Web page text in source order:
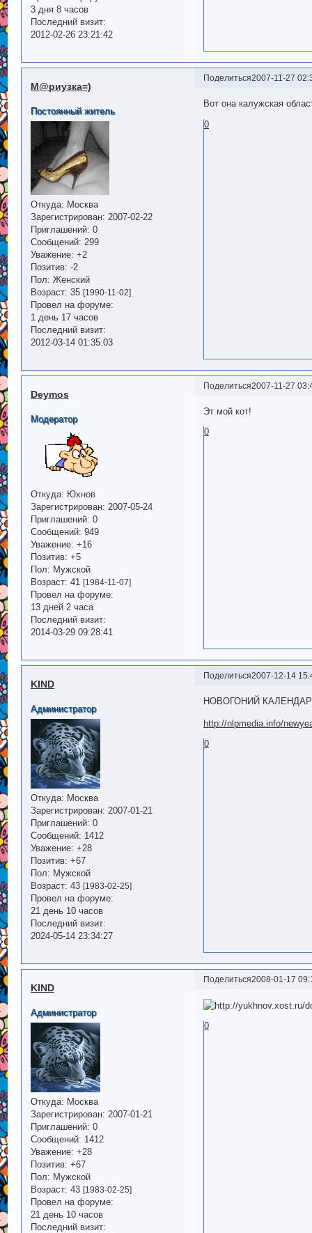
3 дня 8 часов
Последний визит:
2012-02-26 23:21:42
Поделиться2007-11-27
М@риузка=)
Постоянный житель
Откуда: Москва
Зарегистрирован: 2007-02-22
Приглашений: 0
Сообщений: 299
Уважение: +2
Позитив: -2
Пол: Женский
Возраст: 35 [1990-11-02]
Провел на форуме:
1 день 17 часов
Последний визит:
2012-03-14 01:35:03
Вот она калужская
0
Поделиться2007-11-27
Deymos
Модератор
Откуда: Юхнов
Зарегистрирован: 2007-05-24
Приглашений: 0
Сообщений: 949
Уважение: +16
Позитив: +5
Пол: Мужской
Возраст: 41 [1984-11-07]
Провел на форуме:
13 дней 2 часа
Последний визит:
2014-03-29 09:28:41
Эт мой кот!
0
Поделиться2007-12-14
KIND
Администратор
Откуда: Москва
Зарегистрирован: 2007-01-21
Приглашений: 0
Сообщений: 1412
Уважение: +28
Позитив: +67
Пол: Мужской
Возраст: 43 [1983-02-25]
Провел на форуме:
21 день 10 часов
Последний визит:
2024-05-14 23:34:27
НОВОГОНИЙ
http://nlpmedia.info/
0
Поделиться2008-01-17
KIND
Администратор
Откуда: Москва
Зарегистрирован: 2007-01-21
Приглашений: 0
Сообщений: 1412
Уважение: +28
Позитив: +67
Пол: Мужской
Возраст: 43 [1983-02-25]
Провел на форуме:
21 день 10 часов
Последний визит:
0